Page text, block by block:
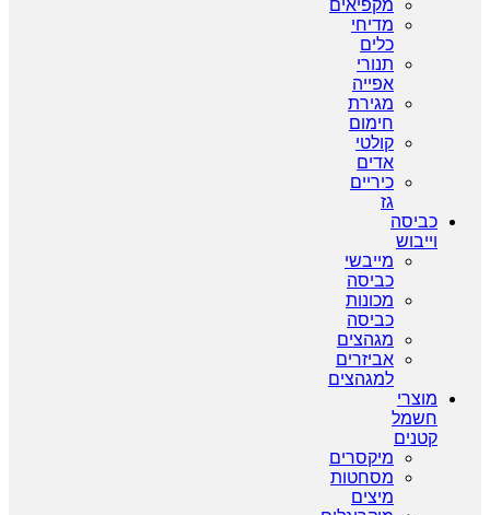
מקפיאים
מדיחי
כלים
תנורי
אפייה
מגירת
חימום
קולטי
אדים
כיריים
גז
כביסה
וייבוש
מייבשי
כביסה
מכונות
כביסה
מגהצים
אביזרים
למגהצים
מוצרי
חשמל
קטנים
מיקסרים
מסחטות
מיצים